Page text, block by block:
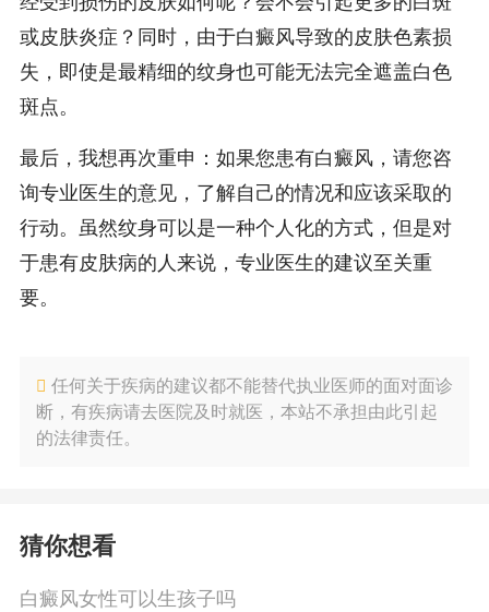
或皮肤炎症？同时，由于白癜风导致的皮肤色素损
失，即使是最精细的纹身也可能无法完全遮盖白色
斑点。
最后，我想再次重申：如果您患有白癜风，请您咨
询专业医生的意见，了解自己的情况和应该采取的
行动。虽然纹身可以是一种个人化的方式，但是对
于患有皮肤病的人来说，专业医生的建议至关重
要。
任何关于疾病的建议都不能替代执业医师的面对面诊
断，有疾病请去医院及时就医，本站不承担由此引起
的法律责任。
猜你想看
白癜风女性可以生孩子吗